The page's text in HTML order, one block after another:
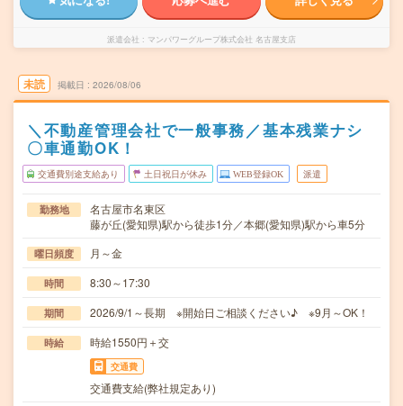
派遣会社 マンパワーグループ株式会社 名古屋支店
未読 掲載日 2026/08/06
＼不動産管理会社で一般事務／基本残業ナシ
〇車通勤OK！
交通費別途支給あり 土日祝日が休み WEB登録OK 派遣
勤務地
名古屋市名東区
藤が丘(愛知県)駅から徒歩1分／本郷(愛知県)駅から車5分
曜日頻度 月～金
時間 8:30～17:30
期間 2026/9/1～長期 ※開始日ご相談ください♪ ※9月～OK！
時給 時給1550円＋交
交通費
交通費支給(弊社規定あり)